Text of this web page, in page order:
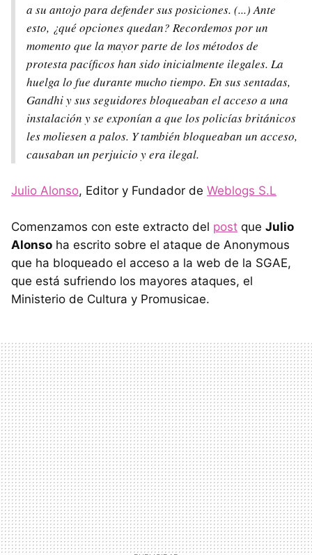
a su antojo para defender sus posiciones. (...) Ante
esto, ¿qué opciones quedan? Recordemos por un
momento que la mayor parte de los métodos de
protesta pacíficos han sido inicialmente ilegales. La
huelga lo fue durante mucho tiempo. En sus sentadas,
Gandhi y sus seguidores bloqueaban el acceso a una
instalación y se exponían a que los policías británicos
les moliesen a palos. Y también bloqueaban un acceso,
causaban un perjuicio y era ilegal.
Julio Alonso, Editor y Fundador de Weblogs S.L
Comenzamos con este extracto del post que Julio
Alonso ha escrito sobre el ataque de Anonymous
que ha bloqueado el acceso a la web de la SGAE,
que está sufriendo los mayores ataques, el
Ministerio de Cultura y Promusicae.